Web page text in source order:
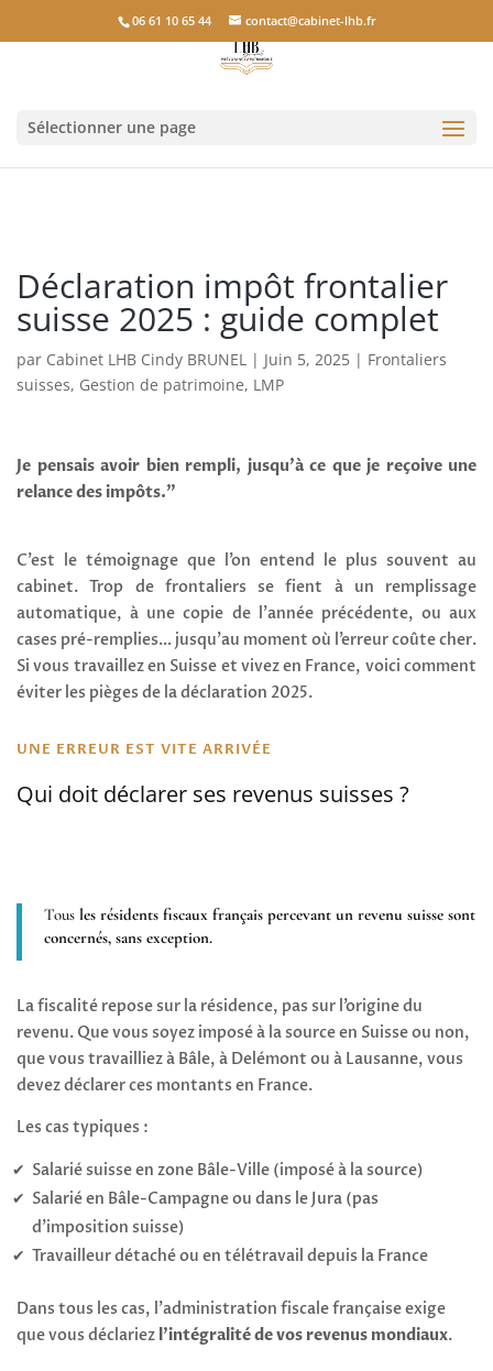
06 61 10 65 44 contact@cabinet-lhb.fr
Sélectionner une page
Déclaration impôt frontalier
suisse 2025 : guide complet
par Cabinet LHB Cindy BRUNEL | Juin 5, 2025 | Frontaliers
suisses, Gestion de patrimoine, LMP
Je pensais avoir bien rempli, jusqu’à ce que je reçoive une
relance des impôts.”
C’est le témoignage que l’on entend le plus souvent au
cabinet. Trop de frontaliers se fient à un remplissage
automatique, à une copie de l’année précédente, ou aux
cases pré-remplies… jusqu’au moment où l’erreur coûte cher.
Si vous travaillez en Suisse et vivez en France, voici comment
éviter les pièges de la déclaration 2025.
UNE ERREUR EST VITE ARRIVÉE
Qui doit déclarer ses revenus suisses ?
Tous les résidents fiscaux français percevant un revenu suisse sont
concernés, sans exception.
La fiscalité repose sur la résidence, pas sur l’origine du
revenu. Que vous soyez imposé à la source en Suisse ou non,
que vous travailliez à Bâle, à Delémont ou à Lausanne, vous
devez déclarer ces montants en France.
Les cas typiques :
Salarié suisse en zone Bâle-Ville (imposé à la source)
Salarié en Bâle-Campagne ou dans le Jura (pas
d’imposition suisse)
Travailleur détaché ou en télétravail depuis la France
Dans tous les cas, l’administration fiscale française exige
que vous déclariez l’intégralité de vos revenus mondiaux.